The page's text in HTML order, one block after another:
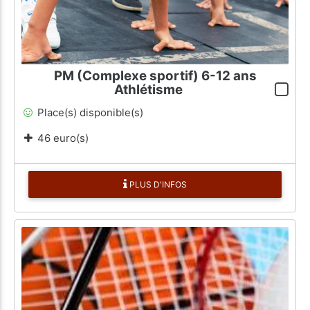
PM (Complexe sportif) 6-12 ans
Athlétisme
Place(s) disponible(s)
46 euro(s)
PLUS D'INFOS